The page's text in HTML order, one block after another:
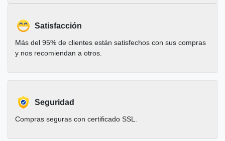
Satisfacción
Más del 95% de clientes están satisfechos con sus compras
y nos recomiendan a otros.
Seguridad
Compras seguras con certificado SSL.